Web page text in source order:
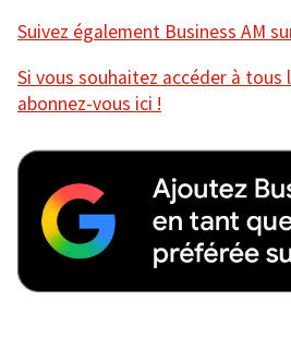
Suivez également Business AM
Si vous souhaitez accéder à tous
abonnez-vous ici !